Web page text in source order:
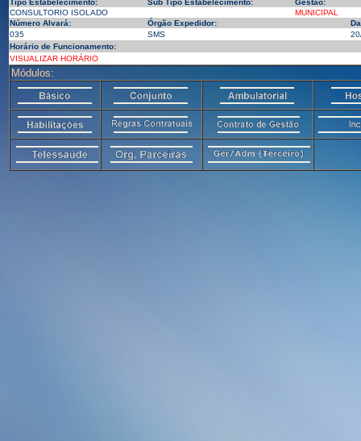
Tipo Estabelecimento:
Sub Tipo Estabelecimento:
Gestão:
CONSULTORIO ISOLADO
MUNICIPAL
Número Alvará:
Órgão Expedidor:
035
SMS
Horário de Funcionamento:
VISUALIZAR HORÁRIO
Módulos: